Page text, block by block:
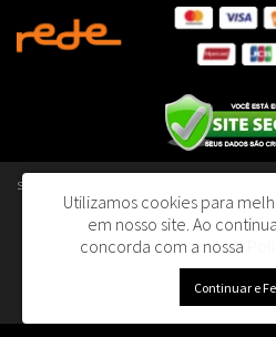
Smart Olfativos Aromatização Profissional de
- I.E.:
R. Dom João V, 153 - Lapa |
Smart Olfativos
Utilizamos cookies para
em nosso site. Ao
concorda com a nossa
Continuar e